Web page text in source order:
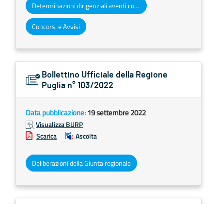
Determinazioni dirigenziali aventi contenuto di interesse generale
Concorsi e Avvisi
Bollettino Ufficiale della Regione
Puglia n° 103/2022
Data pubblicazione:19 settembre 2022
Visualizza BURP
Scarica
Ascolta
Deliberazioni della Giunta regionale